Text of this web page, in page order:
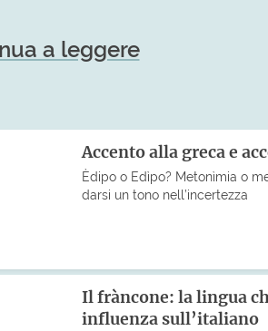
a leggere
Accento alla greca e
Èdipo o Edìpo? Metonìmia o
darsi un tono nell’incertezza
Il fràncone: la lingua
influenza sull’italiano